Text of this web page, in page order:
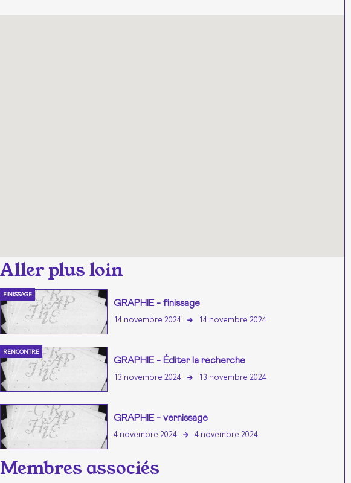
FINISSAGE
GRAPHIE - finissage
14 novembre 2024 14 novembre 2024
RENCONTRE
GRAPHIE - Éditer la recherche
13 novembre 2024 13 novembre 2024
GRAPHIE - vernissage
4 novembre 2024 4 novembre 2024